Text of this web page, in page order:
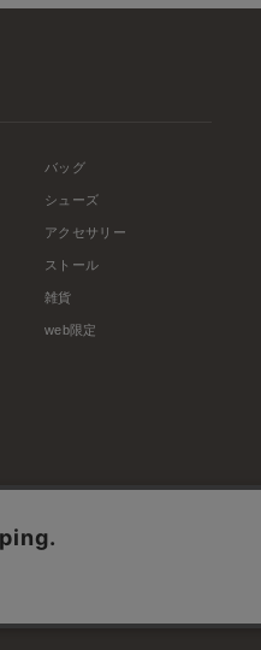
バッグ
シューズ
アクセサリー
ストール
雑貨
web限定